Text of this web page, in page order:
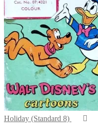
Holiday (Standard 8)